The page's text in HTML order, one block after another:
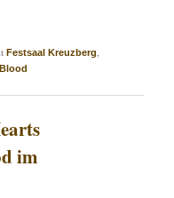
Festsaal Kreuzberg,
im